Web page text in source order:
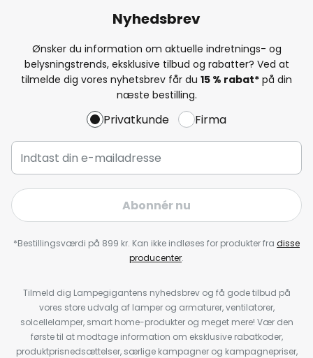
Nyhedsbrev
Ønsker du information om aktuelle indretnings- og
belysningstrends, eksklusive tilbud og rabatter? Ved at
tilmelde dig vores nyhetsbrev får du 15 % rabat* på din
næste bestilling.
Privatkunde Firma
Abonnér nu
*Bestillingsværdi på 899 kr. Kan ikke indløses for produkter fra disse
producenter.
Tilmeld dig Lampegigantens nyhedsbrev og få gode tilbud på
vores store udvalg af lamper og armaturer, ventilatorer,
solcellelamper, smart home-produkter og meget mere! Vær den
første til at modtage information om eksklusive rabatkoder,
produktprisnedsættelser, særlige kampagner og kampagnepriser,